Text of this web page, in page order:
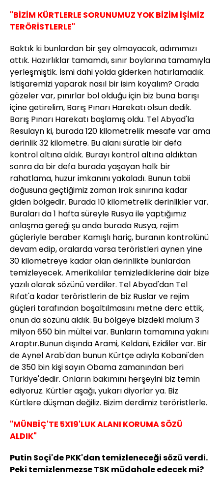
"BİZİM KÜRTLERLE SORUNUMUZ YOK BİZİM İŞİMİZ
TERÖRİSTLERLE"
Baktık ki bunlardan bir şey olmayacak, adımımızı
attık. Hazırlıklar tamamdı, sınır boylarına tamamıyla
yerleşmiştik. İsmi dahi yolda giderken hatırlamadık.
İstişaremizi yaparak nasıl bir isim koyalım? Orada
gözeler var, pınırlar bol olduğu için biz buna barışı
içine getirelim, Barış Pınarı Harekatı olsun dedik.
Barış Pınarı Harekatı başlamış oldu. Tel Abyad'la
Resulayn ki, burada 120 kilometrelik mesafe var ama
derinlik 32 kilometre. Bu alanı süratle bir defa
kontrol altına aldık. Burayı kontrol altına aldıktan
sonra da bir defa burada yaşayan halk bir
rahatlama, huzur imkanını yakaladı. Bunun tabii
doğusuna geçtiğimiz zaman Irak sınırına kadar
giden bölgedir. Burada 10 kilometrelik derinlikler var.
Buraları da 1 hafta süreyle Rusya ile yaptığımız
anlaşma gereği şu anda burada Rusya, rejim
güçleriyle beraber Kamışlı hariç, buranın kontrolünü
devam edip, oralarda varsa teröristleri aynen yine
30 kilometreye kadar olan derinlikte bunlardan
temizleyecek. Amerikalılar temizlediklerine dair bize
yazılı olarak sözünü verdiler. Tel Abyad'dan Tel
Rıfat'a kadar teröristlerin de biz Ruslar ve rejim
güçleri tarafından boşaltılmasını metne derc ettik,
onun da sözünü aldık. Bu bölgeye bizdeki malum 3
milyon 650 bin mültei var. Bunların tamamına yakını
Araptır.Bunun dışında Arami, Keldani, Ezidiler var. Bir
de Aynel Arab'dan bunun Kürtçe adıyla Kobani'den
de 350 bin kişi sayın Obama zamanından beri
Türkiye'dedir. Onların bakımını herşeyini biz temin
ediyoruz. Kürtler aşağı, yukarı diyorlar ya. Biz
Kürtlere düşman değiliz. Bizim derdimiz teröristlerle.
"MÜNBİÇ'TE 5X19'LUK ALANI KORUMA SÖZÜ
ALDIK"
Putin Soçi'de PKK'dan temizleneceği sözü verdi.
Peki temizlenmezse TSK müdahale edecek mi?